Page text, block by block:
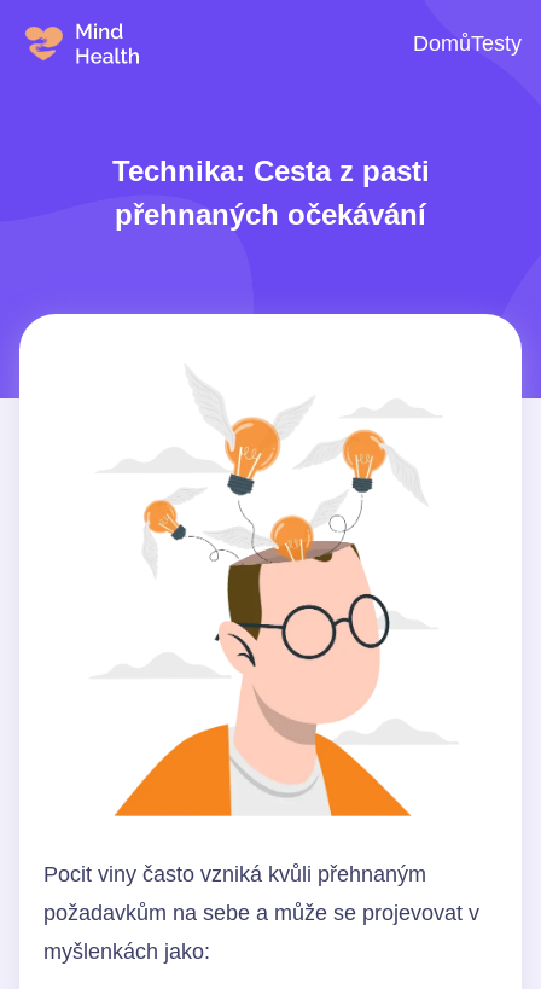
DomůTesty
Technika: Cesta z pasti
přehnaných očekávání
Pocit viny často vzniká kvůli přehnaným
požadavkům na sebe a může se projevovat v
myšlenkách jako: